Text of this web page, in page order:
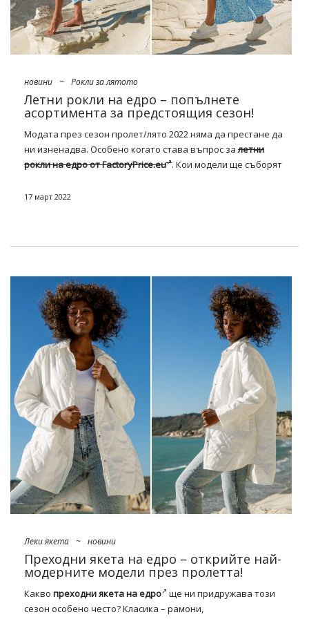
новини ~ Рокли за лятото
Летни рокли на едро – попълнете
асортимента за предстоящия сезон!
Модата през сезон пролет/лято 2022 няма да престане да
ни изненадва. Особено когато става въпрос залетни
рокли на едро от FactoryPrice.eu . Кои модели ще съборят
недостиг на основни предложения, екстравагантни
Сезон пролет/лято 2022 – най-
важните тенденции
От днес не е известно, че пролетно-летният сезон
принадлежи в модата на роклите. И не само всеки – тази
година има оригиналност и привличащи погледа детайли
в цената. Така че си струва да заложите на такива
летни
рокли на едро онлайн, które pozwolą nieco puścić wodze
fantazji i zaszaleć. Nic dziwnego zatem, że jednymi z
modniejszych propozycji są te połyskujące od wszytych
fantazyjnie koralików, metalicznych nici i cekinowych ozdób. A
co …
17 март 2022
Леки якета ~ новини
Преходни якета на едро – открийте най-
модерните модели през пролетта!
Какво преходни якета на едро
ще ни придружава този
сезон особено често? Класика – рамони,